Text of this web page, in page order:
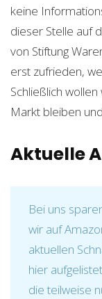
keine
dieser Stelle auf
von Stiftung
erst zufrieden,
Schließlich
Markt bleiben
Aktuelle
Bei uns
wir auf
aktuellen
hier
die teilweise